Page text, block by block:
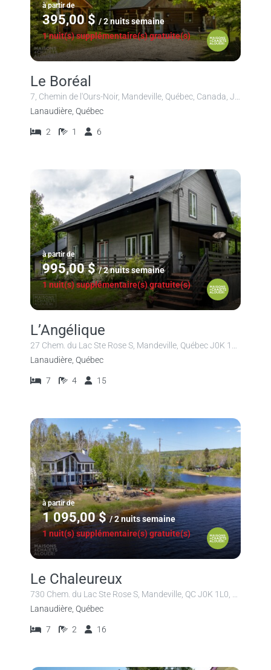
à partir de
395,00 $ / 2 nuits semaine
1 nuit(s) supplémentaire(s) gratuite(s)
Le Boréal
Lanaudière, Québec
2 1 6
à partir de
995,00 $ / 2 nuits semaine
1 nuit(s) supplémentaire(s) gratuite(s)
L’Angélique
Lanaudière, Québec
7 4 15
à partir de
1 095,00 $ / 2 nuits semaine
1 nuit(s) supplémentaire(s) gratuite(s)
Le Chaleureux
Lanaudière, Québec
7 2 16